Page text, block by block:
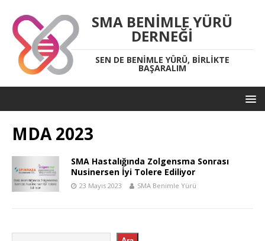
SMA BENIMLE YÜRÜ
DERNEĞI
SEN DE BENIMLE YÜRÜ, BIRLIKTE
BAŞARALIM
MDA 2023
SMA Hastalığında Zolgensma Sonrası
Nusinersen İyi Tolere Ediliyor
23 Mayıs 2023 SMA Benimle Yürü